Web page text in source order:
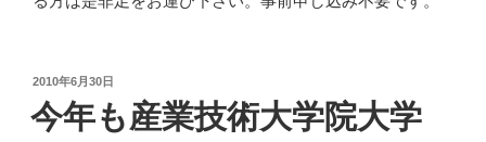
投
日:
2010年6月30日
今年も産業技術大学院大学